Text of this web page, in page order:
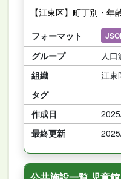
【江東区】町丁別・年
フォーマット
グループ
人
組織
江東
タグ
作成日
最終更新